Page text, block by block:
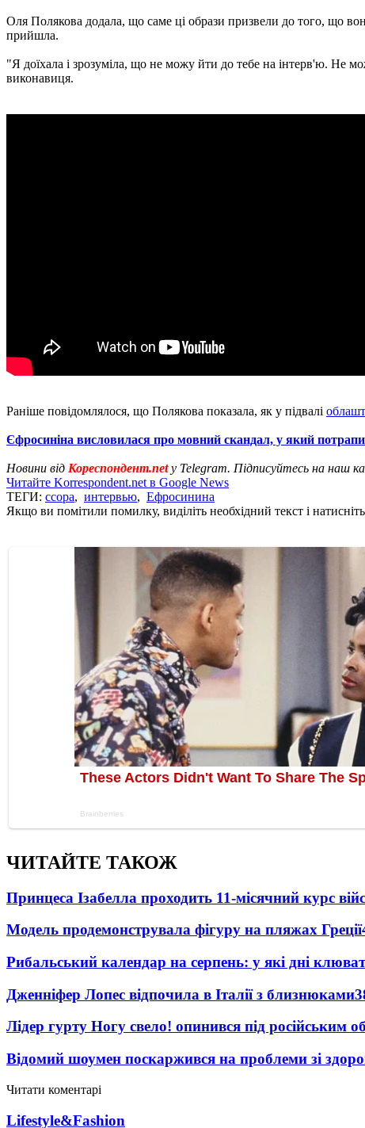
Оля Полякова додала, що саме ці образи призвели до того, що
прийшла.
"Я доїхала і зрозуміла, що не можу йти до тебе на інтерв'ю. Не
виконавиця.
Раніше повідомлялося, що Полякова показала, як у підвалі
Єфросиніна висловилася про мовний скандал, у який
Новини від Кореспондент.netу Telegram. Підписуйтесь на наш
Читайте Korrespondent.net в Google News
ТЕГИ: ссора, интервью, Ефросинина
Якщо ви помітили помилку, виділіть необхідний текст і
ЧИТАЙТЕ ТАКОЖ
Принцеса Ізабелла проходить 11-місячний курс
Модель продемонструвала фігуру на пляжах Греції
Рибальський календар на серпень: у які дні
Дженніфер Лопес відпочила в Італії з близнюками
Лідер гурту Ногу свело! опинився під російським
Відомий шоумен поскаржився на проблеми зі
Читати коментарі
Lifestyle&Fashion